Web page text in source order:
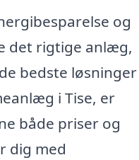
og
det rigtige anlæg,
bedste løsninger
i Tise, er
både priser og
dig med